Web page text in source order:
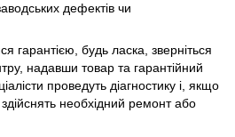
дефектів чи
гарантією, будь ласка, зверніться
надавши товар та гарантійний
проведуть діагностику і, якщо
необхідний ремонт або